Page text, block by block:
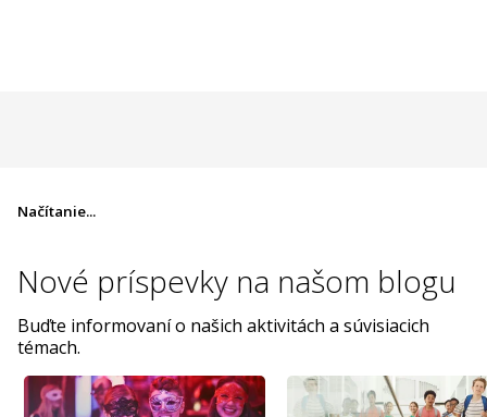
Načítanie...
Nové príspevky na našom blogu
Buďte informovaní o našich aktivitách a súvisiacich
témach.